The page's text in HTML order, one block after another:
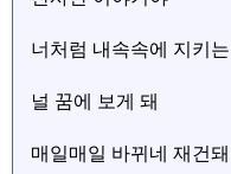
너처럼 내속속에 지키
널 꿈에 보게 돼
매일매일 바뀌네 재건돼